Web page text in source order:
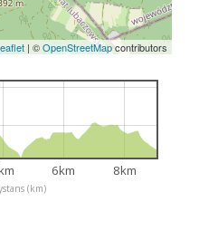
| ©OpenStreetMapcontributors
(km)
6km 8km